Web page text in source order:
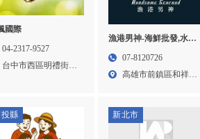
國際
04-2317-9527
台中市西區明禮街90
漁港男神-海鮮批發,水產
批發,海鮮團購,高雄海鮮
07-8120726
高雄市前鎮區和祥街
縣 新北市